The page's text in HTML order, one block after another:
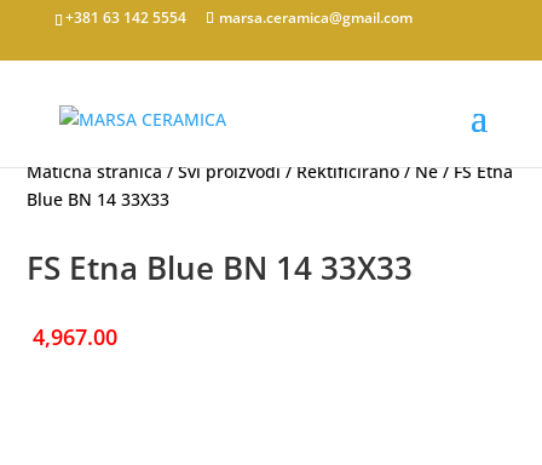
+381 63 142 5554 marsa.ceramica@gmail.com
Matična stranica/Svi proizvodi/Rektificirano/Ne/ FS Etna
Blue BN 14 33X33
FS Etna Blue BN 14 33X33
4,967.00